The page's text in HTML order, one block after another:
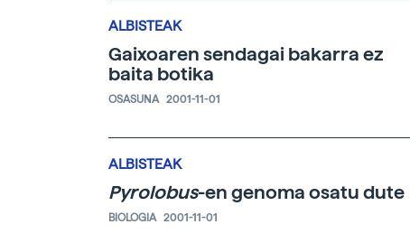
ALBISTEAK
Gaixoaren sendagai bakarra ez
baita botika
OSASUNA 2001-11-01
ALBISTEAK
Pyrolobus-en genoma osatu dute
BIOLOGIA 2001-11-01